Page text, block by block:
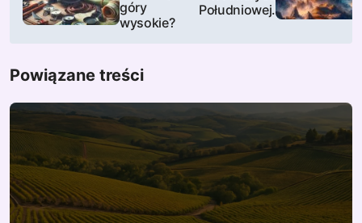
w
g
a
c
j
a
góry
wysokie?
Południowej.
Powiązane treści